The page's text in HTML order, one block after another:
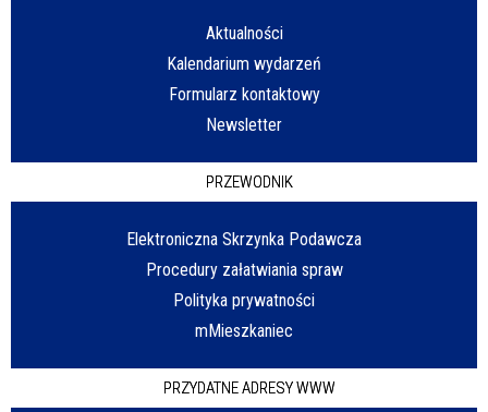
Aktualności
Kalendarium wydarzeń
Formularz kontaktowy
Newsletter
PRZEWODNIK
Elektroniczna Skrzynka Podawcza
Procedury załatwiania spraw
Polityka prywatności
mMieszkaniec
PRZYDATNE ADRESY WWW